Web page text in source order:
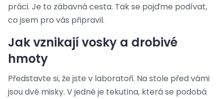
práci. Je to zábavná cesta. Tak se pojďme podívat,
co jsem pro vás připravil.
Jak vznikají vosky a drobivé
hmoty
Představte si, že jste v laboratoři. Na stole před vámi
jsou dvě misky. V jedné je tekutina, která se podobá